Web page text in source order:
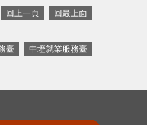
回上一頁 回最上面
臺 中壢就業服務臺